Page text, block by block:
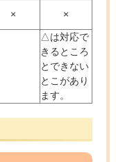
× ×
△は対応で
きるところ
とできない
とこがあり
ます。